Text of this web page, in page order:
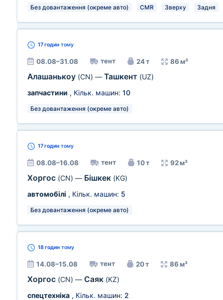
Без довантаження (окреме авто) CMR Зверху Задня
17 годин тому
08.08–31.08 тент 24 т 86 м³
Алашанькоу (CN) — Ташкент (UZ)
запчастини , Кільк. машин: 10
Без довантаження (окреме авто)
17 годин тому
08.08–16.08 тент 10 т 92 м³
Хоргос (CN) — Бішкек (KG)
автомобілі , Кільк. машин: 5
Без довантаження (окреме авто)
18 годин тому
14.08–15.08 тент 20 т 86 м³
Хоргос (CN) — Саяк (KZ)
спецтехніка , Кільк. машин: 2